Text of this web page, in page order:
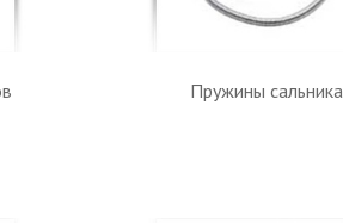
Пружины сальника